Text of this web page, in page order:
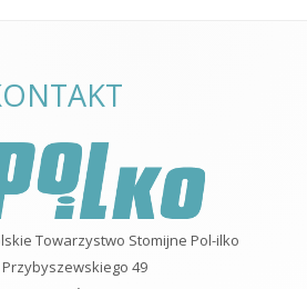
Towarzystwo Stomijne Pol-ilko
Przybyszewskiego 49